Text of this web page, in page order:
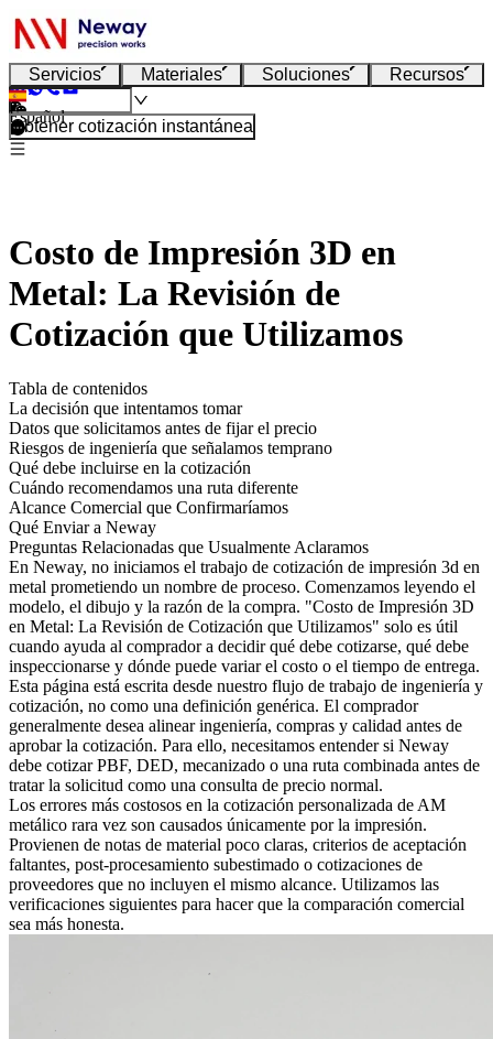
Servicios Materiales Soluciones Recursos
Español
Obtener cotización instantánea
Costo de Impresión 3D en
Metal: La Revisión de
Cotización que Utilizamos
Tabla de contenidos
La decisión que intentamos tomar
Datos que solicitamos antes de fijar el precio
Riesgos de ingeniería que señalamos temprano
Qué debe incluirse en la cotización
Cuándo recomendamos una ruta diferente
Alcance Comercial que Confirmaríamos
Qué Enviar a Neway
Preguntas Relacionadas que Usualmente Aclaramos
En Neway, no iniciamos el trabajo de cotización de impresión 3d en
metal prometiendo un nombre de proceso. Comenzamos leyendo el
modelo, el dibujo y la razón de la compra. "Costo de Impresión 3D
en Metal: La Revisión de Cotización que Utilizamos" solo es útil
cuando ayuda al comprador a decidir qué debe cotizarse, qué debe
inspeccionarse y dónde puede variar el costo o el tiempo de entrega.
Esta página está escrita desde nuestro flujo de trabajo de ingeniería y
cotización, no como una definición genérica. El comprador
generalmente desea alinear ingeniería, compras y calidad antes de
aprobar la cotización. Para ello, necesitamos entender si Neway
debe cotizar PBF, DED, mecanizado o una ruta combinada antes de
tratar la solicitud como una consulta de precio normal.
Los errores más costosos en la cotización personalizada de AM
metálico rara vez son causados únicamente por la impresión.
Provienen de notas de material poco claras, criterios de aceptación
faltantes, post-procesamiento subestimado o cotizaciones de
proveedores que no incluyen el mismo alcance. Utilizamos las
verificaciones siguientes para hacer que la comparación comercial
sea más honesta.